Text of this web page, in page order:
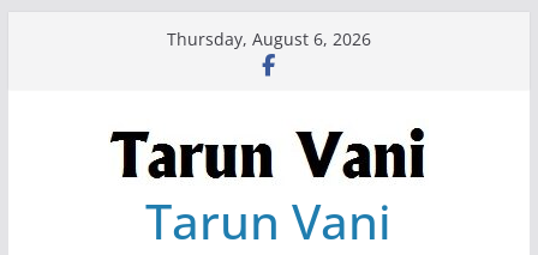
Thursday, August 6, 2026
Tarun Vani